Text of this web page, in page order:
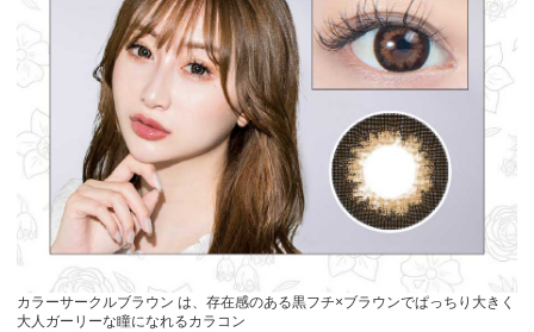
カラーサークルブラウン は、存在感のある黒フチ×ブラウンでぱっちり大きく
大人ガーリーな瞳になれるカラコン